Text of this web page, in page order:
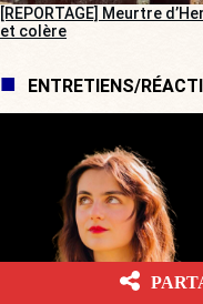
[REPORTAGE] Meurtre
et colère
ENTRETIENS/